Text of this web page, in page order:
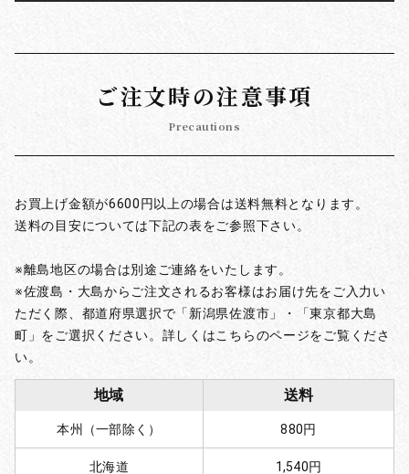
ご注文時の注意事項
Precautions
お買上げ金額が6600円以上の場合は送料無料となります。
送料の目安については下記の表をご参照下さい。
※離島地区の場合は別途ご連絡をいたします。
※佐渡島・大島からご注文されるお客様はお届け先をご入力い
ただく際、都道府県選択で「新潟県佐渡市」・「東京都大島
町」をご選択ください。詳しくはこちらのページをご覧くださ
い。
地域 送料
本州（一部除く） 880円
北海道 1,540円